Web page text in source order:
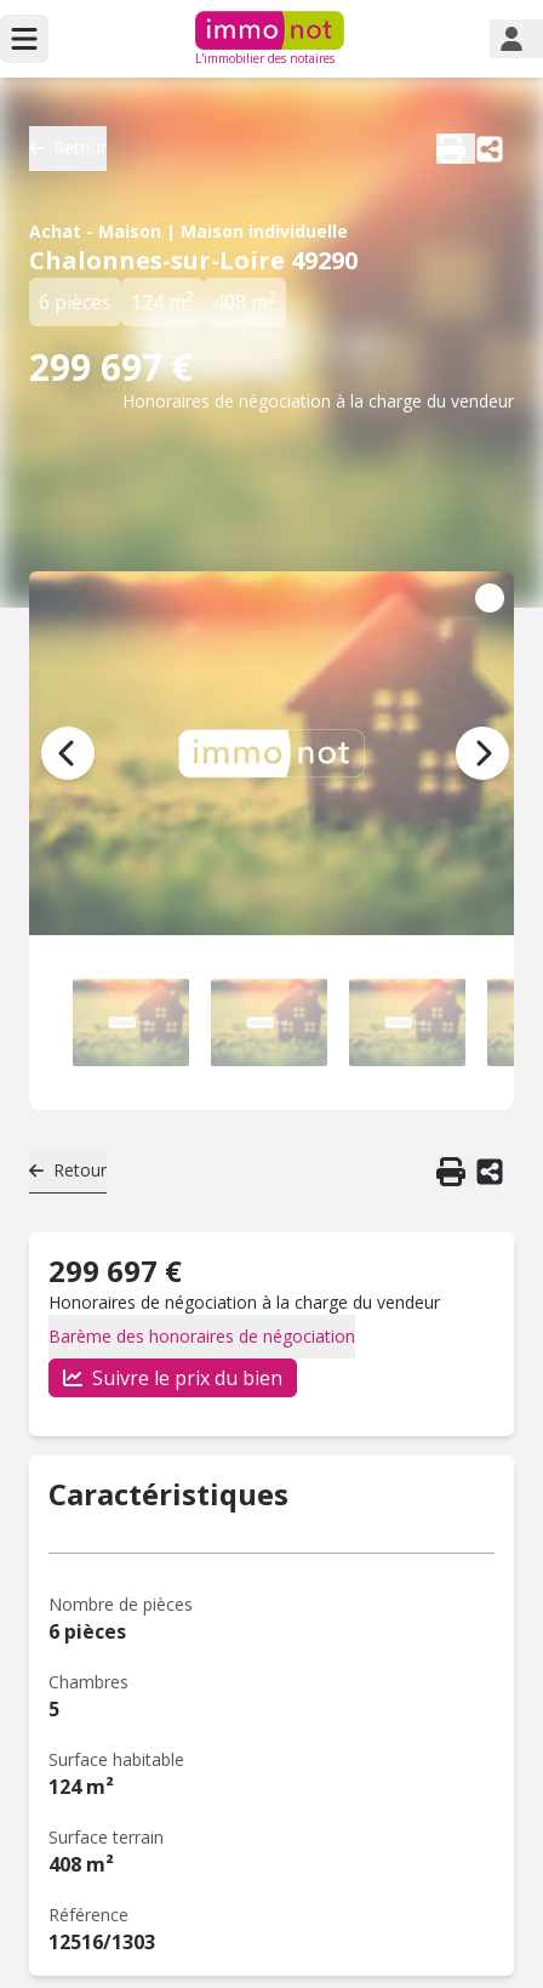
L'immobilier des notaires
Achat - Maison | Maison individuelle
Chalonnes-sur-Loire 49290
6 pièces 124 m2 408 m2
299 697 €
Honoraires de négociation à la charge du vendeur
Retour
299 697 €
Honoraires de négociation à la charge du vendeur
Barème des honoraires de négociation
Suivre le prix du bien
Caractéristiques
Nombre de pièces
6 pièces
Chambres
5
Surface habitable
124 m²
Surface terrain
408 m²
Référence
12516/1303